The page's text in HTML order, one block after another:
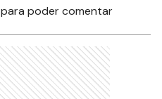
para poder comentar